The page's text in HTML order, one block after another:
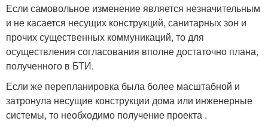
Если самовольное изменение является незначительным
и не касается несущих конструкций, санитарных зон и
прочих существенных коммуникаций, то для
осуществления согласования вполне достаточно плана,
полученного в БТИ.
Если же перепланировка была более масштабной и
затронула несущие конструкции дома или инженерные
системы, то необходимо получение проекта .